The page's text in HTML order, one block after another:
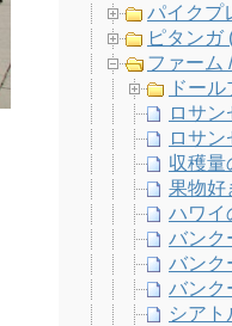
パイクプ
ピタンガ
ファーム
ドー
ロサ
ロサ
収穫量
果物好
ハワイ
バンク
バンク
バンク
シア